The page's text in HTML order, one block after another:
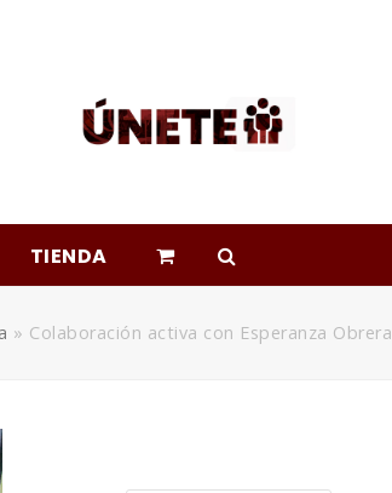
TIENDA
» Colaboración activa con Esperanza Obrera